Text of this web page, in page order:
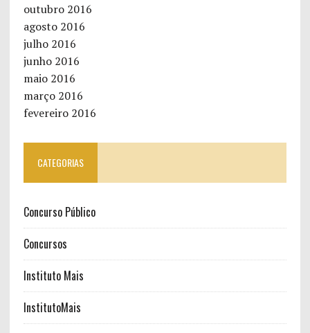
outubro 2016
agosto 2016
julho 2016
junho 2016
maio 2016
março 2016
fevereiro 2016
CATEGORIAS
Concurso Público
Concursos
Instituto Mais
InstitutoMais